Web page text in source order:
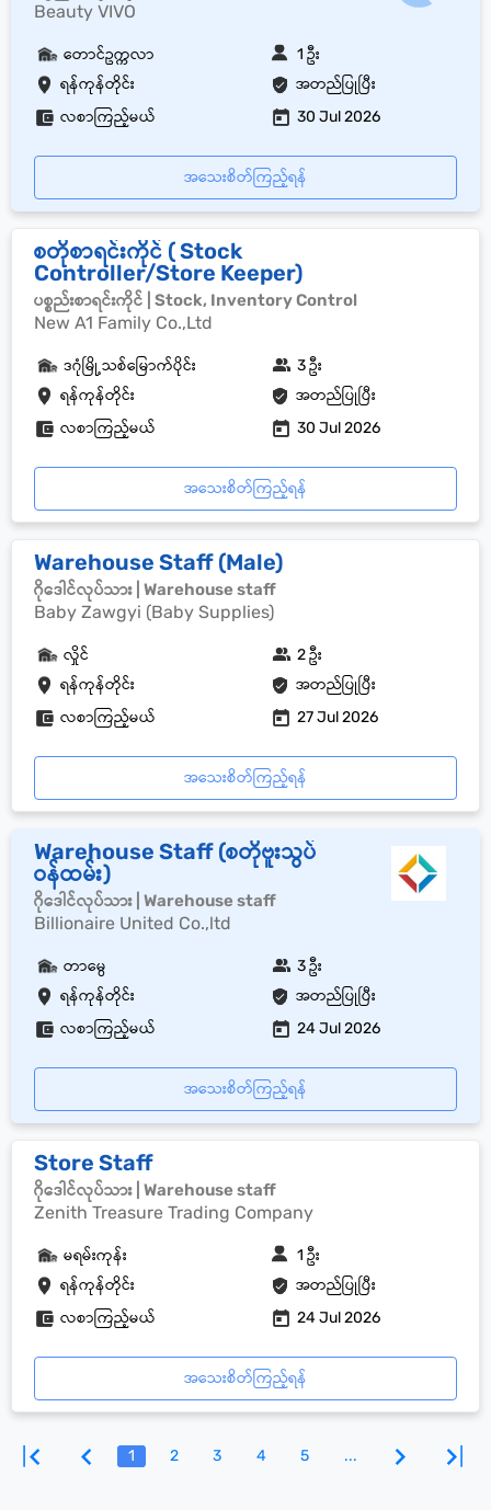
Beauty VIVO
ရန်ကုန်တိုင်း အတည်ပြုပြီး
တောင်ဥက္ကလာ 1 ဦး
လစာကြည့်မယ် 30 Jul 2026
အသေးစိတ်ကြည့်ရန်
စတိုစာရင်းကိုင် ( Stock
Controller/Store Keeper)
ပစ္စည်းစာရင်းကိုင် | Stock, Inventory Control
New A1 Family Co.,Ltd
ရန်ကုန်တိုင်း အတည်ပြုပြီး
ဒဂုံမြို့သစ်မြောက်ပိုင်း 3 ဦး
လစာကြည့်မယ် 30 Jul 2026
အသေးစိတ်ကြည့်ရန်
Warehouse Staff (Male)
ဂိုဒေါင်လုပ်သား | Warehouse staff
Baby Zawgyi (Baby Supplies)
ရန်ကုန်တိုင်း အတည်ပြုပြီး
လှိုင် 2 ဦး
လစာကြည့်မယ် 27 Jul 2026
အသေးစိတ်ကြည့်ရန်
Warehouse Staff (စတိုဗူးသွပ်
ဝန်ထမ်း)
ဂိုဒေါင်လုပ်သား | Warehouse staff
Billionaire United Co.,ltd
ရန်ကုန်တိုင်း အတည်ပြုပြီး
တာမွေ 3 ဦး
လစာကြည့်မယ် 24 Jul 2026
အသေးစိတ်ကြည့်ရန်
Store Staff
ဂိုဒေါင်လုပ်သား | Warehouse staff
Zenith Treasure Trading Company
ရန်ကုန်တိုင်း အတည်ပြုပြီး
မရမ်းကုန်း 1 ဦး
လစာကြည့်မယ် 24 Jul 2026
အသေးစိတ်ကြည့်ရန်
1 2 3 4 5 ...